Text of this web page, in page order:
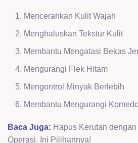
Mencerahkan Kulit Wajah
Menghaluskan Tekstur Kulit
Membantu Mengatasi Bekas
Mengurangi Flek Hitam
Mengontrol Minyak Berlebih
Membantu Mengurangi
Baca Juga: Hapus Kerutan
Operasi, Ini Pilihannya!